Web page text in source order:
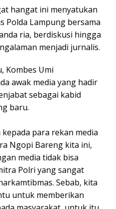
hangat ini menyatukan
Polda Lampung bersama
ria, berdiskusi hingga
menjadi jurnalis.
Kombes Umi
awak media yang hadir
sebagai kabid
baru.
para rekan media
Ngopi Bareng kita ini,
media tidak bisa
Polri yang sangat
Sebab, kita
untuk memberikan